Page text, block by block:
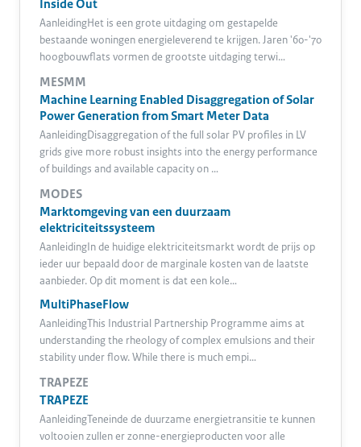
Inside Out
AanleidingHet is een grote uitdaging om gestapelde
bestaande woningen energieleverend te krijgen. Jaren '60-'70
hoogbouwflats vormen de grootste uitdaging terwi…
MESMM
Machine Learning Enabled Disaggregation of Solar
Power Generation from Smart Meter Data
AanleidingDisaggregation of the full solar PV profiles in LV
grids give more robust insights into the energy performance
of buildings and available capacity on …
MODES
Marktomgeving van een duurzaam
elektriciteitssysteem
AanleidingIn de huidige elektriciteitsmarkt wordt de prijs op
ieder uur bepaald door de marginale kosten van de laatste
aanbieder. Op dit moment is dat een kole…
MultiPhaseFlow
AanleidingThis Industrial Partnership Programme aims at
understanding the rheology of complex emulsions and their
stability under flow. While there is much empi…
TRAPEZE
TRAPEZE
AanleidingTeneinde de duurzame energietransitie te kunnen
voltooien zullen er zonne-energieproducten voor alle